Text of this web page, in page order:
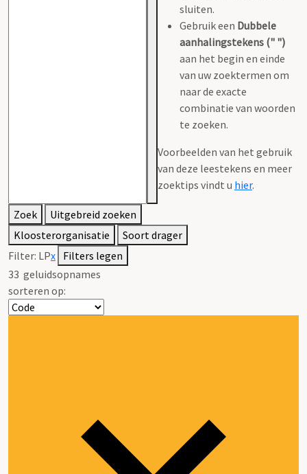
sluiten.
Gebruik een Dubbele
aanhalingstekens (" ")
aan het begin en einde
van uw zoektermen om
naar de exacte
combinatie van woorden
te zoeken.
Voorbeelden van het gebruik
van deze leestekens en meer
zoektips vindt u hier.
Zoek
Uitgebreid zoeken
Kloosterorganisatie
Soort drager
Filter: LPx Filters legen
33 geluidsopnames
sorteren op: